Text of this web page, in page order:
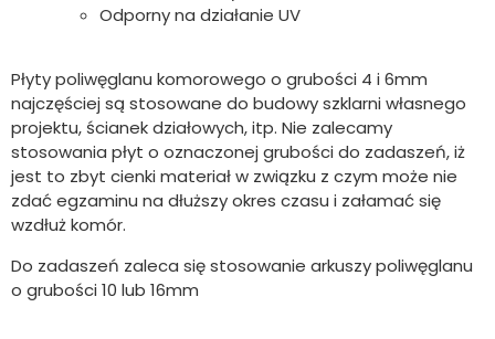
Odporny na działanie UV
Płyty poliwęglanu komorowego o grubości 4 i 6mm
najczęściej są stosowane do budowy szklarni własnego
projektu, ścianek działowych, itp. Nie zalecamy
stosowania płyt o oznaczonej grubości do zadaszeń,iż
jest to zbyt cienki materiał w związku z czym może nie
zdać egzaminu na dłuższy okres czasu i załamać się
wzdłuż komór.
Do zadaszeń zaleca się stosowanie arkuszy poliwęglanu
o grubości 10 lub 16mm